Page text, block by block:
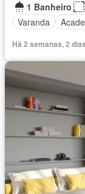
1 Banheiro
Varanda
Há 2 semanas, 2